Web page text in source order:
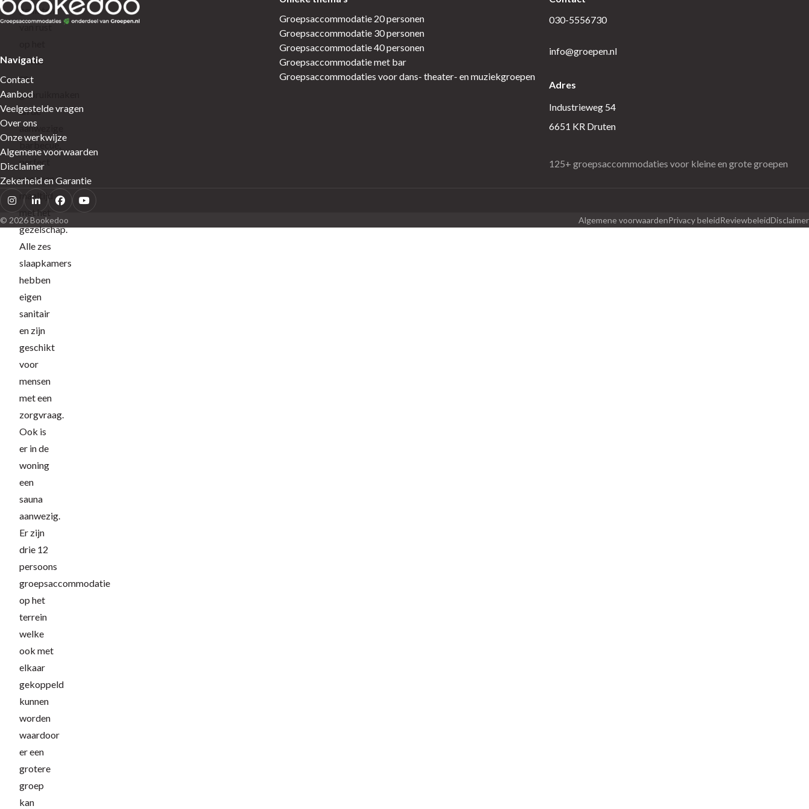
genieten
van rust
terras
en
gebruikmaken
an de
aanwezige
barbecue,
perfect
voor een
maaltijd
met het
gezelschap.
Alle zes
slaapkamers
hebben
eigen
sanitair
en zijn
geschikt
voor
mensen
met een
zorgvraag.
Ook is
er in de
woning
een
sauna
aanwezig.
Er zijn
drie 12
persoons
groepsaccommodatie
op het
terrein
welke
ook met
elkaar
gekoppeld
kunnen
worden
waardoor
er een
grotere
groep
kan
Navigatie
Contact
Aanbod
Veelgestelde vragen
Over ons
Onze werkwijze
Algemene voorwaarden
Disclaimer
Zekerheid en Garantie
Groepsaccommodatie 20 personen
Groepsaccommodatie 30 personen
Groepsaccommodatie 40 personen
Groepsaccommodatie met bar
Groepsaccommodaties voor dans- theater- en muziekgroepen
030-5556730
info@groepen.nl
Adres
Industrieweg 54
6651 KR Druten
125+ groepsaccommodaties voor kleine en grote groepen
© 2026 Bookedoo Algemene voorwaardenPrivacy beleidReviewbeleidDisclaimer